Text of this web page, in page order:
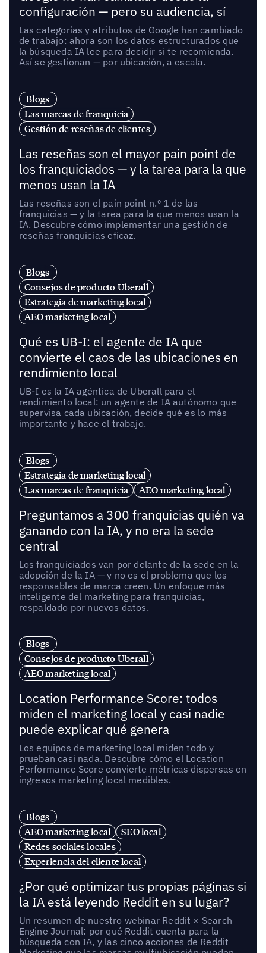
configuración — pero su audiencia, sí
Las categorías y atributos de Google han cambiado
de trabajo: ahora son los datos estructurados que
la búsqueda IA lee para decidir si te recomienda.
Así se gestionan — por ubicación, a escala.
Blogs
Las marcas de franquicia
Gestión de reseñas de clientes
Las reseñas son el mayor pain point de
los franquiciados — y la tarea para la que
menos usan la IA
Las reseñas son el pain point n.º 1 de las
franquicias — y la tarea para la que menos usan la
IA. Descubre cómo implementar una gestión de
reseñas franquicias eficaz.
Blogs
Consejos de producto Uberall
Estrategia de marketing local
AEO marketing local
Qué es UB-I: el agente de IA que
convierte el caos de las ubicaciones en
rendimiento local
UB-I es la IA agéntica de Uberall para el
rendimiento local: un agente de IA autónomo que
supervisa cada ubicación, decide qué es lo más
importante y hace el trabajo.
Blogs
Estrategia de marketing local
Las marcas de franquicia
AEO marketing local
Preguntamos a 300 franquicias quién va
ganando con la IA, y no era la sede
central
Los franquiciados van por delante de la sede en la
adopción de la IA — y no es el problema que los
responsables de marca creen. Un enfoque más
inteligente del marketing para franquicias,
respaldado por nuevos datos.
Blogs
Consejos de producto Uberall
AEO marketing local
Location Performance Score: todos
miden el marketing local y casi nadie
puede explicar qué genera
Los equipos de marketing local miden todo y
prueban casi nada. Descubre cómo el Location
Performance Score convierte métricas dispersas en
ingresos marketing local medibles.
Blogs
AEO marketing local
SEO local
Redes sociales locales
Experiencia del cliente local
¿Por qué optimizar tus propias páginas si
la IA está leyendo Reddit en su lugar?
Un resumen de nuestro webinar Reddit × Search
Engine Journal: por qué Reddit cuenta para la
búsqueda con IA, y las cinco acciones de Reddit